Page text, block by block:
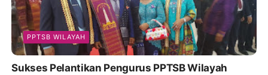
PPTSB WILAYAH
Sukses Pelantikan Pengurus PPTSB Wilayah